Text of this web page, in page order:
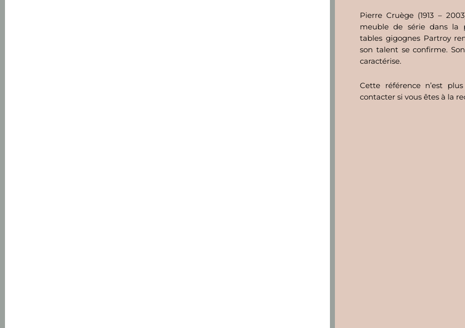
Pierre Cruège (1913 –
meuble de série dans la
tables gigognes Partroy
son talent se confirme.
caractérise.
Cette référence n’est
contacter si vous êtes à la